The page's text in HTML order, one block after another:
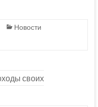
Новости
своих